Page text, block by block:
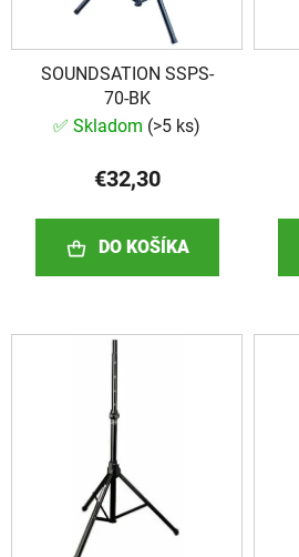
o
d
SOUNDSATION SSPS-
70-BK
✅ Skladom (>5 ks)
€32,30
DO KOŠÍKA